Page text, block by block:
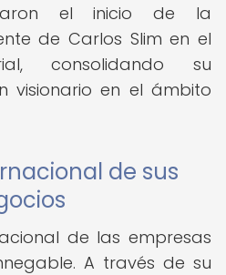
el inicio de la
de Carlos Slim en el
consolidando su
visionario en el ámbito
de sus
de las empresas
A través de su